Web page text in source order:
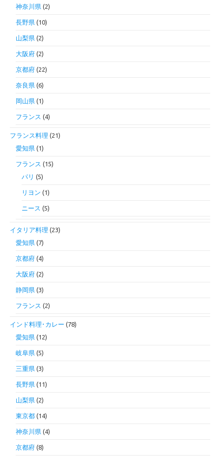
神奈川県 (2)
長野県 (10)
山梨県 (2)
大阪府 (2)
京都府 (22)
奈良県 (6)
岡山県 (1)
フランス (4)
フランス料理 (21)
愛知県 (1)
フランス (15)
パリ (5)
リヨン (1)
ニース (5)
イタリア料理 (23)
愛知県 (7)
京都府 (4)
大阪府 (2)
静岡県 (3)
フランス (2)
インド料理･カレー (78)
愛知県 (12)
岐阜県 (5)
三重県 (3)
長野県 (11)
山梨県 (2)
東京都 (14)
神奈川県 (4)
京都府 (8)